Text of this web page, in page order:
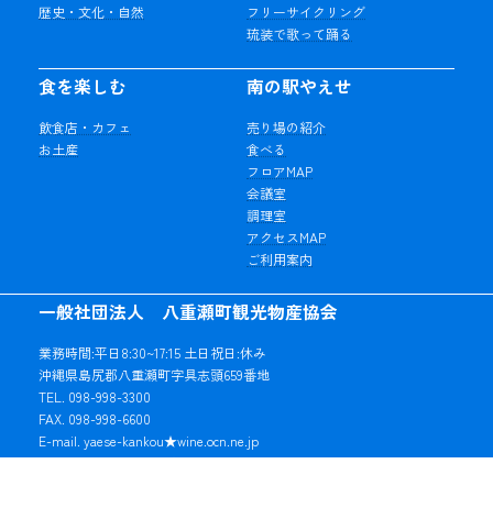
一般社団法人 八重瀬町観光物産協会
業務時間:平日8:30~17:15 土日祝日:休み
沖縄県島尻郡八重瀬町字具志頭659番地
TEL. 098-998-3300
FAX. 098-998-6600
E-mail. yaese-kankou★wine.ocn.ne.jp
※★マークを「@」に変更してご利用ください。
歴史・文化・自然
フリーサイクリング
琉装で歌って踊る
食を楽しむ
飲食店・カフェ
お土産
南の駅やえせ
売り場の紹介
食べる
フロアMAP
会議室
調理室
アクセスMAP
ご利用案内